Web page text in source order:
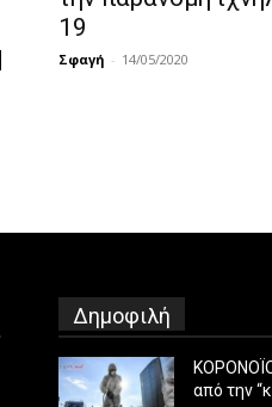
19
Σφαγή - 14/05/2020
Δημοφιλή
από την